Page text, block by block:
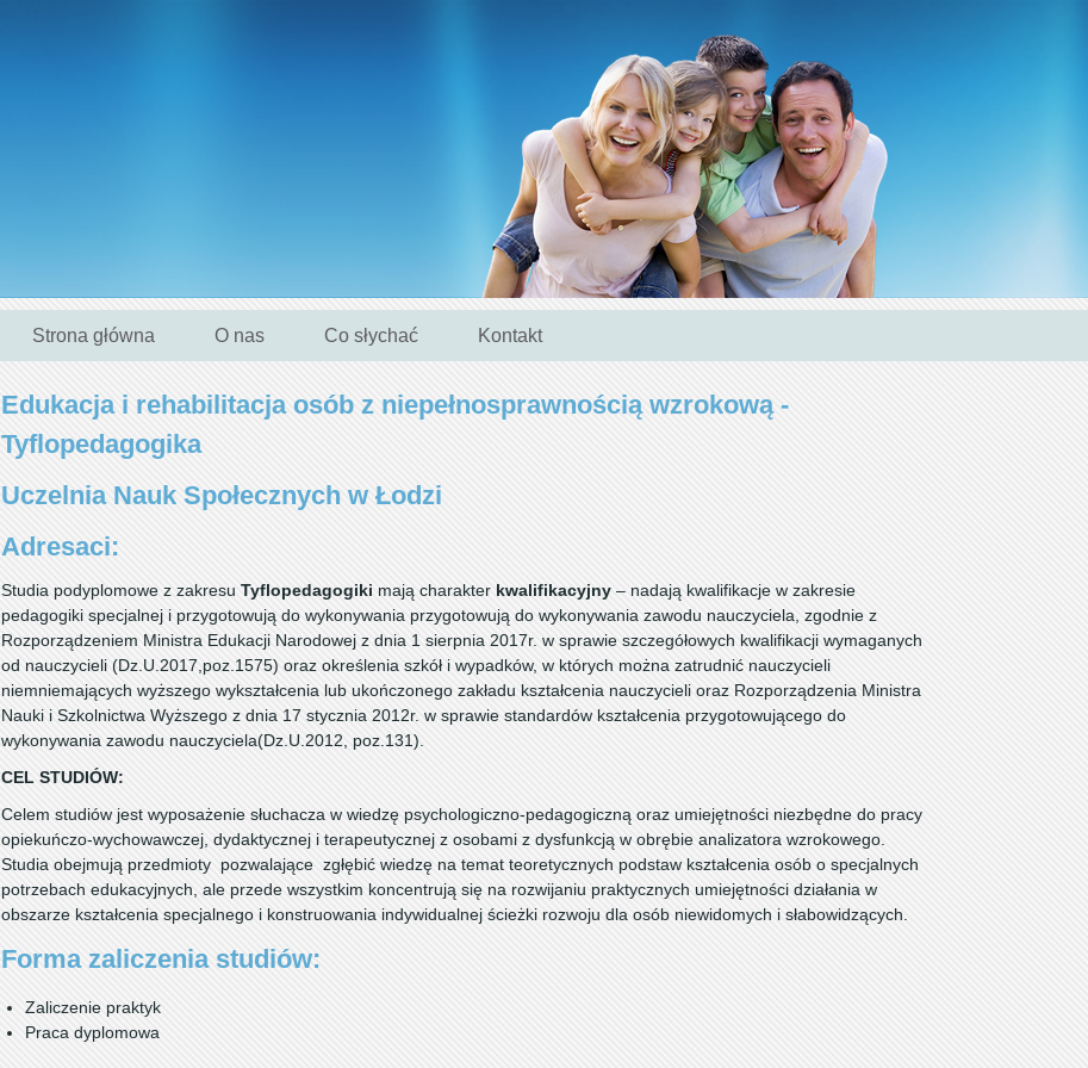
Strona główna O nas Co słychać Kontakt
Edukacja i rehabilitacja osób z niepełnosprawnością wzrokową -
Tyflopedagogika
Uczelnia Nauk Społecznych w Łodzi
Adresaci:
Studia podyplomowe z zakresu Tyflopedagogiki mają charakter kwalifikacyjny – nadają kwalifikacje w zakresie
pedagogiki specjalnej i przygotowują do wykonywania przygotowują do wykonywania zawodu nauczyciela, zgodnie z
Rozporządzeniem Ministra Edukacji Narodowej z dnia 1 sierpnia 2017r. w sprawie szczegółowych kwalifikacji wymaganych
od nauczycieli (Dz.U.2017,poz.1575) oraz określenia szkół i wypadków, w których można zatrudnić nauczycieli
niemniemających wyższego wykształcenia lub ukończonego zakładu kształcenia nauczycieli oraz Rozporządzenia Ministra
Nauki i Szkolnictwa Wyższego z dnia 17 stycznia 2012r. w sprawie standardów kształcenia przygotowującego do
wykonywania zawodu nauczyciela(Dz.U.2012, poz.131).
CEL STUDIÓW:
Celem studiów jest wyposażenie słuchacza w wiedzę psychologiczno-pedagogiczną oraz umiejętności niezbędne do pracy
opiekuńczo-wychowawczej, dydaktycznej i terapeutycznej z osobami z dysfunkcją w obrębie analizatora wzrokowego.
Studia obejmują przedmioty pozwalające zgłębić wiedzę na temat teoretycznych podstaw kształcenia osób o specjalnych
potrzebach edukacyjnych, ale przede wszystkim koncentrują się na rozwijaniu praktycznych umiejętności działania w
obszarze kształcenia specjalnego i konstruowania indywidualnej ścieżki rozwoju dla osób niewidomych i słabowidzących.
Forma zaliczenia studiów:
Zaliczenie praktyk
Praca dyplomowa